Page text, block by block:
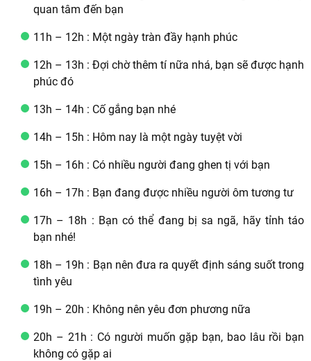
quan tâm đến bạn
11h – 12h : Một ngày tràn đầy hạnh phúc
12h – 13h : Đợi chờ thêm tí nữa nhá, bạn sẽ được hạnh
phúc đó
13h – 14h : Cố gắng bạn nhé
14h – 15h : Hôm nay là một ngày tuyệt vời
15h – 16h : Có nhiều người đang ghen tị với bạn
16h – 17h : Bạn đang được nhiều người ôm tương tư
17h – 18h : Bạn có thể đang bị sa ngã, hãy tỉnh táo
bạn nhé!
18h – 19h : Bạn nên đưa ra quyết định sáng suốt trong
tình yêu
19h – 20h : Không nên yêu đơn phương nữa
20h – 21h : Có người muốn gặp bạn, bao lâu rồi bạn
không có gặp ai